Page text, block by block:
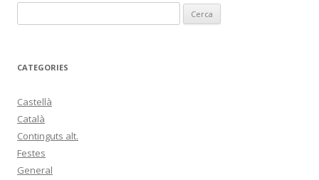
e
c
:
CATEGORIES
Castellà
Català
Continguts alt.
Festes
General